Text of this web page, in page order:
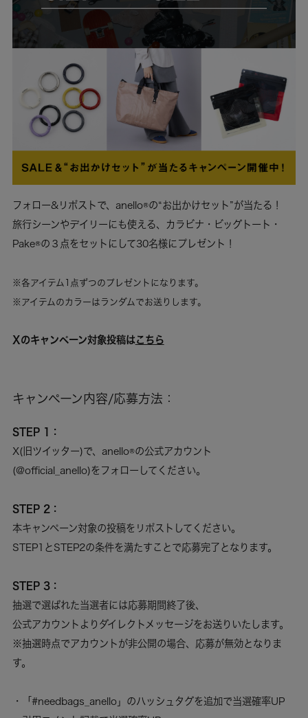
フォロー&リポストで、anello®の“お出かけセット”が当たる！
旅行シーンやデイリーにも使える、カラビナ・ビッグトート・
Pake®の３点をセットにして30名様にプレゼント！
※各アイテム1点ずつのプレゼントになります。
※アイテムのカラーはランダムでお送りします。
Xのキャンペーン対象投稿は こちら
キャンペーン内容/応募方法：
STEP 1：
X(旧ツイッター)で、anello®の公式アカウント
(@official_anello)をフォローしてください。
STEP 2：
本キャンペーン対象の投稿をリポストしてください。
STEP1とSTEP2の条件を満たすことで応募完了となります。
STEP 3：
抽選で選ばれた当選者には応募期間終了後、
公式アカウントよりダイレクトメッセージをお送りいたします。
※抽選時点でアカウントが非公開の場合、応募が無効となりま
す。
・「#needbags_anello」のハッシュタグを追加で当選確率UP